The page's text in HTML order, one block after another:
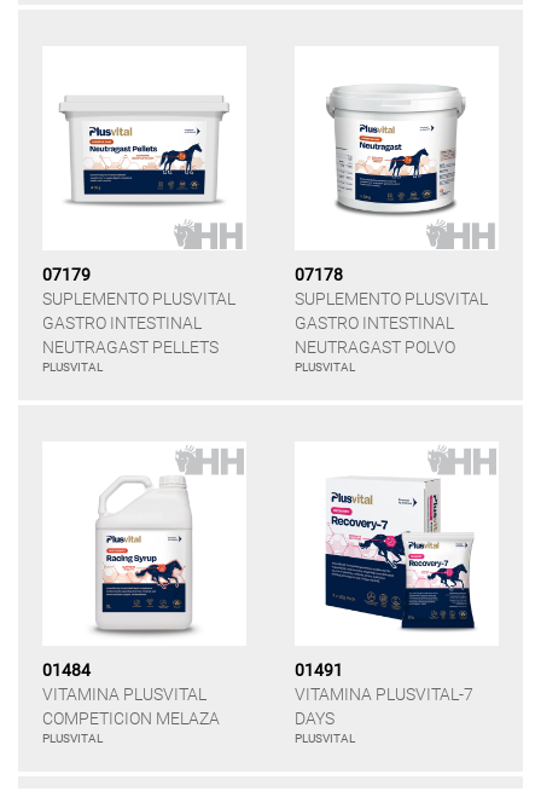
07179
SUPLEMENTO PLUSVITAL
GASTRO INTESTINAL
NEUTRAGAST PELLETS
PLUSVITAL
07178
SUPLEMENTO PLUSVITAL
GASTRO INTESTINAL
NEUTRAGAST POLVO
PLUSVITAL
01484
VITAMINA PLUSVITAL
COMPETICION MELAZA
PLUSVITAL
01491
VITAMINA PLUSVITAL-7
DAYS
PLUSVITAL